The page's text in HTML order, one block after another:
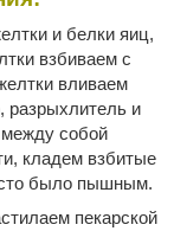
и белки яиц,
взбиваем с
вливаем
разрыхлитель и
между собой
кладем взбитые
было пышным.
пекарской